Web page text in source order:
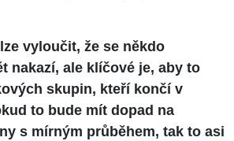
vyloučit, že se někdo
nakazí, ale klíčové je, aby to
skupin, kteří končí v
to bude mít dopad na
s mírným průběhem, tak to asi